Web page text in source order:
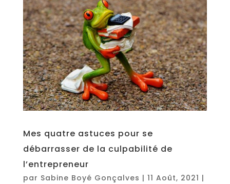
Mes quatre astuces pour se
débarrasser de la culpabilité de
l’entrepreneur
par Sabine Boyé Gonçalves | 11 Août, 2021 |